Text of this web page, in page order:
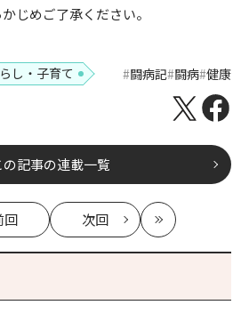
じめご了承ください。
し・子育て 闘病記 闘病 健康
の記事の連載一覧
回
記
次回
記
最
新